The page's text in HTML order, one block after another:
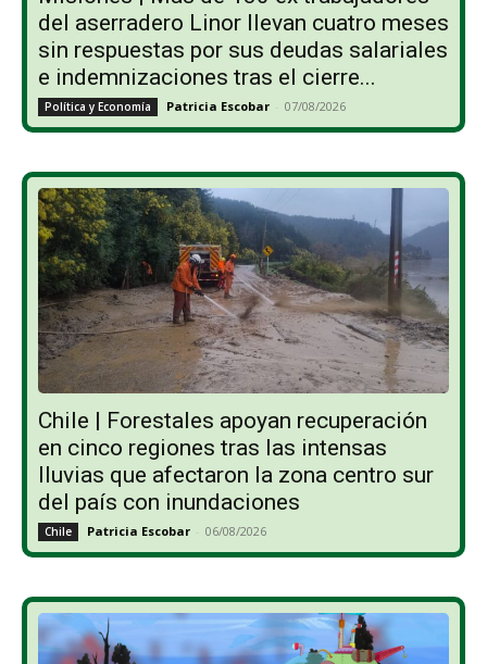
del aserradero Linor llevan cuatro meses
sin respuestas por sus deudas salariales
e indemnizaciones tras el cierre...
Política y Economía Patricia Escobar - 07/08/2026
Chile | Forestales apoyan recuperación
en cinco regiones tras las intensas
lluvias que afectaron la zona centro sur
del país con inundaciones
Chile Patricia Escobar - 06/08/2026